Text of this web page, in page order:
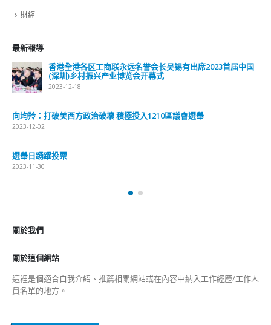
財經
最新報導
香港全港各区工商联永远名誉会长吴锡有出席2023首届中国
(深圳)乡村振兴产业博览会开幕式
2023-12-18
向均羚：打破美西方政治破壞 積極投入1210區議會選舉
2023-12-02
選舉日踴躍投票
2023-11-30
關於我們
關於這個網站
這裡是個適合自我介紹、推薦相關網站或在內容中納入工作經歷/工作人
員名單的地方。